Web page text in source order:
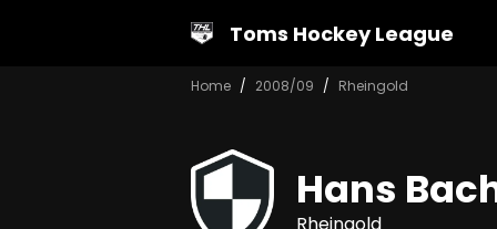
Toms Hockey League
Home 2008/09 Rheingold
Hans
Rheingold